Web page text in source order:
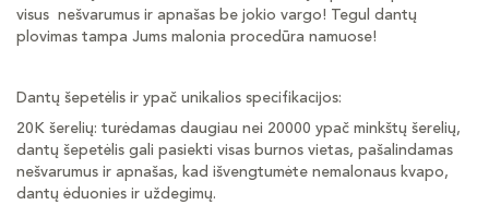
visus nešvarumus ir apnašas be jokio vargo! Tegul dantų
plovimas tampa Jums malonia procedūra namuose!
Dantų šepetėlis ir ypač unikalios specifikacijos:
20K šerelių: turėdamas daugiau nei 20000 ypač minkštų šerelių,
dantų šepetėlis gali pasiekti visas burnos vietas, pašalindamas
nešvarumus ir apnašas, kad išvengtumėte nemalonaus kvapo,
dantų ėduonies ir uždegimų.